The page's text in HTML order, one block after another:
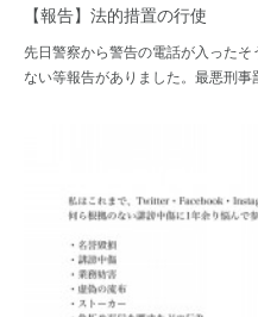
【報告】法的措置の行使
先日警察から警告の電話が入った
ない等報告がありました。最悪刑